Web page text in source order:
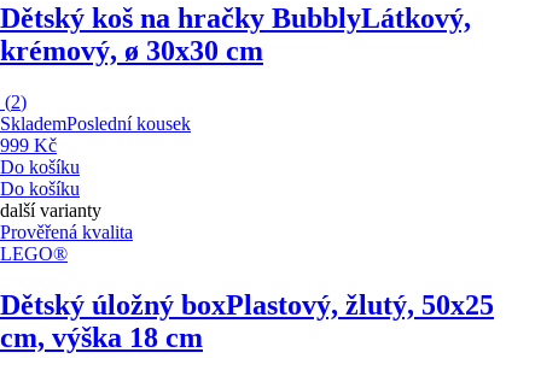
Dětský koš na hračky BubblyLátkový,
krémový, ø 30x30 cm
(2)
SklademPoslední kousek
999 Kč
Do košíku
Do košíku
další varianty
Prověřená kvalita
LEGO®
Dětský úložný boxPlastový, žlutý, 50x25
cm, výška 18 cm